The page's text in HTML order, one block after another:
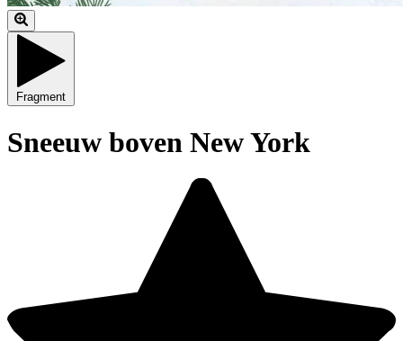
Fragment
Sneeuw boven New York